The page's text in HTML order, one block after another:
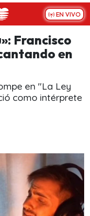
EN VIVO
Francisco
en
en "La Ley
como intérprete